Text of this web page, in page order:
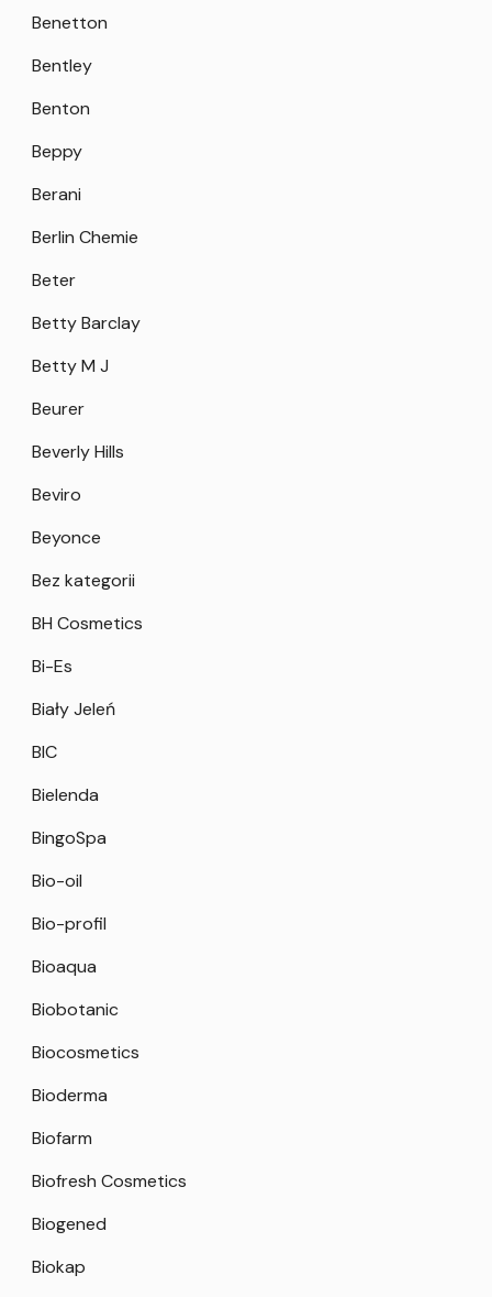
Benetton
Bentley
Benton
Beppy
Berani
Berlin Chemie
Beter
Betty Barclay
Betty M J
Beurer
Beverly Hills
Beviro
Beyonce
Bez kategorii
BH Cosmetics
Bi-Es
Biały Jeleń
BIC
Bielenda
BingoSpa
Bio-oil
Bio-profil
Bioaqua
Biobotanic
Biocosmetics
Bioderma
Biofarm
Biofresh Cosmetics
Biogened
Biokap